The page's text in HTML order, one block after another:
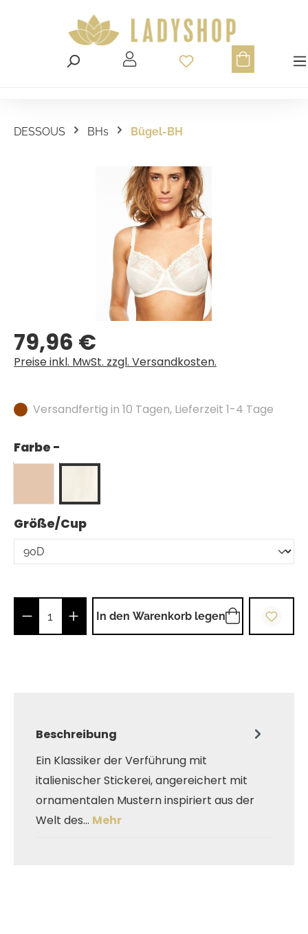
Du hast 0
DESSOUS BHs Bügel-BH
Bildergalerie überspringen
Regulärer Preis:
79,96 €
Preise inkl. MwSt. zzgl. Versandkosten.
Versandfertig in 10 Tagen, Lieferzeit 1-4 Tage
Farbe -
Größe/Cupauswählen
Produkt Anzahl: Gib den gewünschten
In den Warenkorb legen
Beschreibung
Ein Klassiker der Verführung mit
italienischer Stickerei, angereichert mit
ornamentalen Mustern inspiriert aus der
Welt des… Mehr